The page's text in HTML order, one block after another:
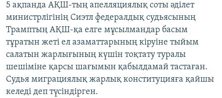
5 ақпанда АҚШ-тың апелляциялық соты әділет
министрлігінің Сиэтл федералдық судьясының
Трамптың АҚШ-қа елге мұсылмандар басым
тұратын жеті ел азаматтарының кіруіне тыйым
салатын жарлығының күшін тоқтату туралы
шешіміне қарсы шағымын қабылдамай тастаған.
Судья миграциялық жарлық конституцияға қайшы
келеді деп түсіндірген.